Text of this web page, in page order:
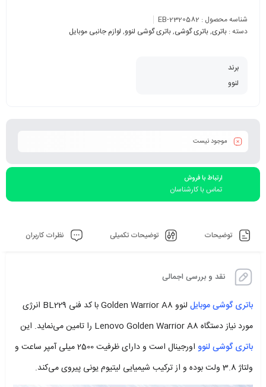
شناسه محصول : EB-2320582
دسته : باتری,باتری گوشی,باتری گوشی لنوو, لوازم جانبی موبایل
برند
لنوو
موجود نیست
ارتباط با فروش
تماس با کارشناسان
توضیحات توضیحات تکمیلی نظرات کاربران
نقد و بررسی اجمالی
باتری گوشی موبایل
لنوو Golden Warrior A8 با کد فنی BL229 انرژی
مورد نیاز دستگاه Lenovo Golden Warrior A8 را تامین می‌نماید. این
باتری گوشی لنوو
اورجینال است و دارای ظرفیت 2500 میلی آمپر ساعت و
ولتاژ 3.8 ولت بوده و از ترکیب شیمیایی لیتیوم یونی پیروی می‌کند.